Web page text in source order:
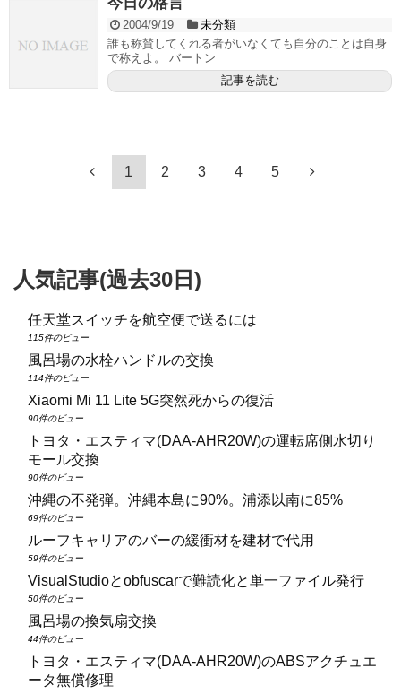
2004/9/19
未分類
誰も称賛してくれる者がいなくても自分のことは自身
で称えよ。 バートン
記事を読む
1 2 3 4 5
人気記事(過去30日)
任天堂スイッチを航空便で送るには
115件のビュー
風呂場の水栓ハンドルの交換
114件のビュー
Xiaomi Mi 11 Lite 5G突然死からの復活
90件のビュー
トヨタ・エスティマ(DAA‑AHR20W)の運転席側水切り
モール交換
90件のビュー
沖縄の不発弾。沖縄本島に90%。浦添以南に85%
69件のビュー
ルーフキャリアのバーの緩衝材を建材で代用
59件のビュー
VisualStudioとobfuscarで難読化と単一ファイル発行
50件のビュー
風呂場の換気扇交換
44件のビュー
トヨタ・エスティマ(DAA‑AHR20W)のABSアクチュエ
ータ無償修理